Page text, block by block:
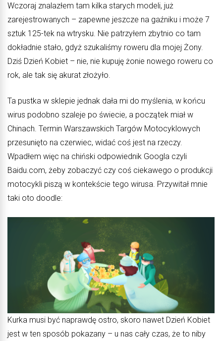
Wczoraj znalazłem tam kilka starych modeli, już
zarejestrowanych – zapewne jeszcze na gaźniku i może 7
sztuk 125-tek na wtrysku. Nie patrzyłem zbytnio co tam
dokładnie stało, gdyż szukaliśmy roweru dla mojej Żony.
Dziś Dzień Kobiet – nie, nie kupuję żonie nowego roweru co
rok, ale tak się akurat złożyło.
Ta pustka w sklepie jednak dała mi do myślenia, w końcu
wirus podobno szaleje po świecie, a początek miał w
Chinach. Termin Warszawskich Targów Motocyklowych
przesunięto na czerwiec, widać coś jest na rzeczy.
Wpadłem więc na chiński odpowiednik Googla czyli
Baidu.com, żeby zobaczyć czy coś ciekawego o produkcji
motocykli piszą w kontekście tego wirusa. Przywitał mnie
taki oto doodle:
Kurka musi być naprawdę ostro, skoro nawet Dzień Kobiet
jest w ten sposób pokazany – u nas cały czas, że to niby